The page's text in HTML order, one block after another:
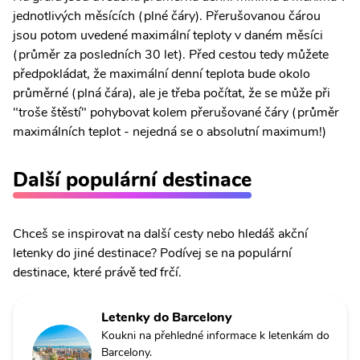
jednotlivých měsících (plné čáry). Přerušovanou čárou
jsou potom uvedené maximální teploty v daném měsíci
(průměr za posledních 30 let). Před cestou tedy můžete
předpokládat, že maximální denní teplota bude okolo
průměrné (plná čára), ale je třeba počítat, že se může při
"troše štěstí" pohybovat kolem přerušované čáry (průměr
maximálních teplot - nejedná se o absolutní maximum!)
Další populární destinace
Chceš se inspirovat na další cesty nebo hledáš akční
letenky do jiné destinace? Podívej se na populární
destinace, které právě teď frčí.
Letenky do Barcelony
Koukni na přehledné informace k letenkám do
Barcelony.